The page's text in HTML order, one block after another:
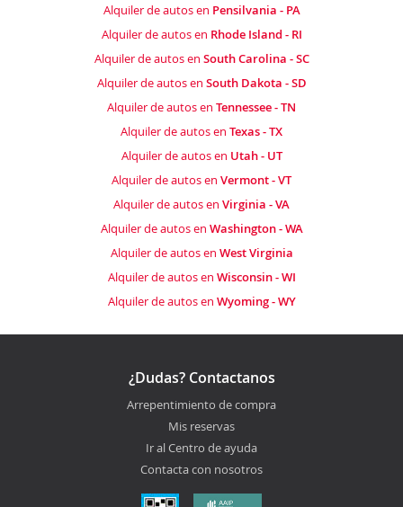
Alquiler de autos en Pensilvania - PA
Alquiler de autos en Rhode Island - RI
Alquiler de autos en South Carolina - SC
Alquiler de autos en South Dakota - SD
Alquiler de autos en Tennessee - TN
Alquiler de autos en Texas - TX
Alquiler de autos en Utah - UT
Alquiler de autos en Vermont - VT
Alquiler de autos en Virginia - VA
Alquiler de autos en Washington - WA
Alquiler de autos en West Virginia
Alquiler de autos en Wisconsin - WI
Alquiler de autos en Wyoming - WY
¿Dudas? Contactanos
Arrepentimiento de compra
Mis reservas
Ir al Centro de ayuda
Contacta con nosotros